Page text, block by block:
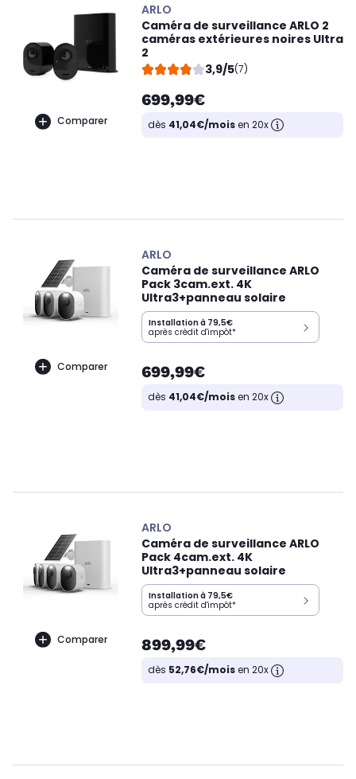
Comparer
ARLO
Caméra de surveillance ARLO 2
caméras extérieures noires Ultra
2
3,9/5(7)
699,99€
dès 41,04€/moisen 20x
Comparer
ARLO
Caméra de surveillance ARLO
Pack 3cam.ext. 4K
Ultra3+panneau solaire
Installation à 79,5€
après crédit d'impôt*
699,99€
dès 41,04€/moisen 20x
Comparer
ARLO
Caméra de surveillance ARLO
Pack 4cam.ext. 4K
Ultra3+panneau solaire
Installation à 79,5€
après crédit d'impôt*
899,99€
dès 52,76€/moisen 20x